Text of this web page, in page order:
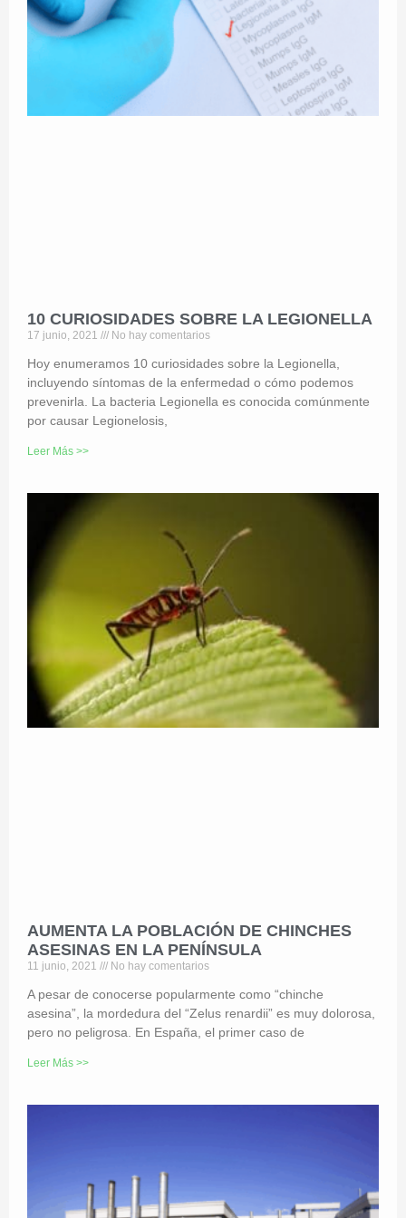
10 CURIOSIDADES SOBRE LA LEGIONELLA
17 junio, 2021 No hay comentarios
Hoy enumeramos 10 curiosidades sobre la Legionella,
incluyendo síntomas de la enfermedad o cómo podemos
prevenirla. La bacteria Legionella es conocida comúnmente
por causar Legionelosis,
Leer Más >>
AUMENTA LA POBLACIÓN DE CHINCHES
ASESINAS EN LA PENÍNSULA
11 junio, 2021 No hay comentarios
A pesar de conocerse popularmente como “chinche
asesina”, la mordedura del “Zelus renardii” es muy dolorosa,
pero no peligrosa. En España, el primer caso de
Leer Más >>